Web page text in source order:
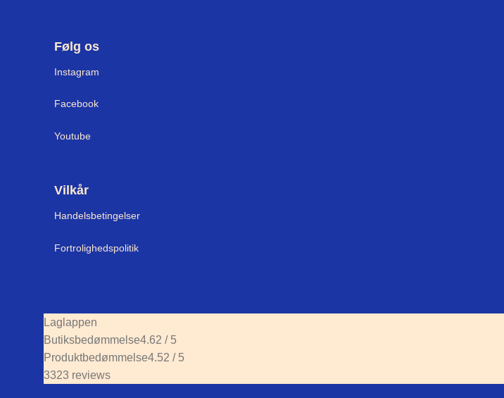
Følg os
Instagram
Facebook
Youtube
Vilkår
Handelsbetingelser
Fortrolighedspolitik
Laglappen
Butiksbedømmelse4.62 / 5
Produktbedømmelse4.52 / 5
3323 reviews